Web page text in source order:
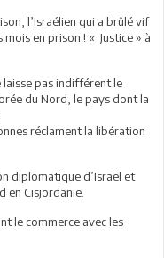
l’Israélien qui a brûlé vif
en prison ! « Justice » à
laisse pas indifférent le
du Nord, le pays dont la
réclament la libération
diplomatique d’Israël et
en Cisjordanie.
le commerce avec les